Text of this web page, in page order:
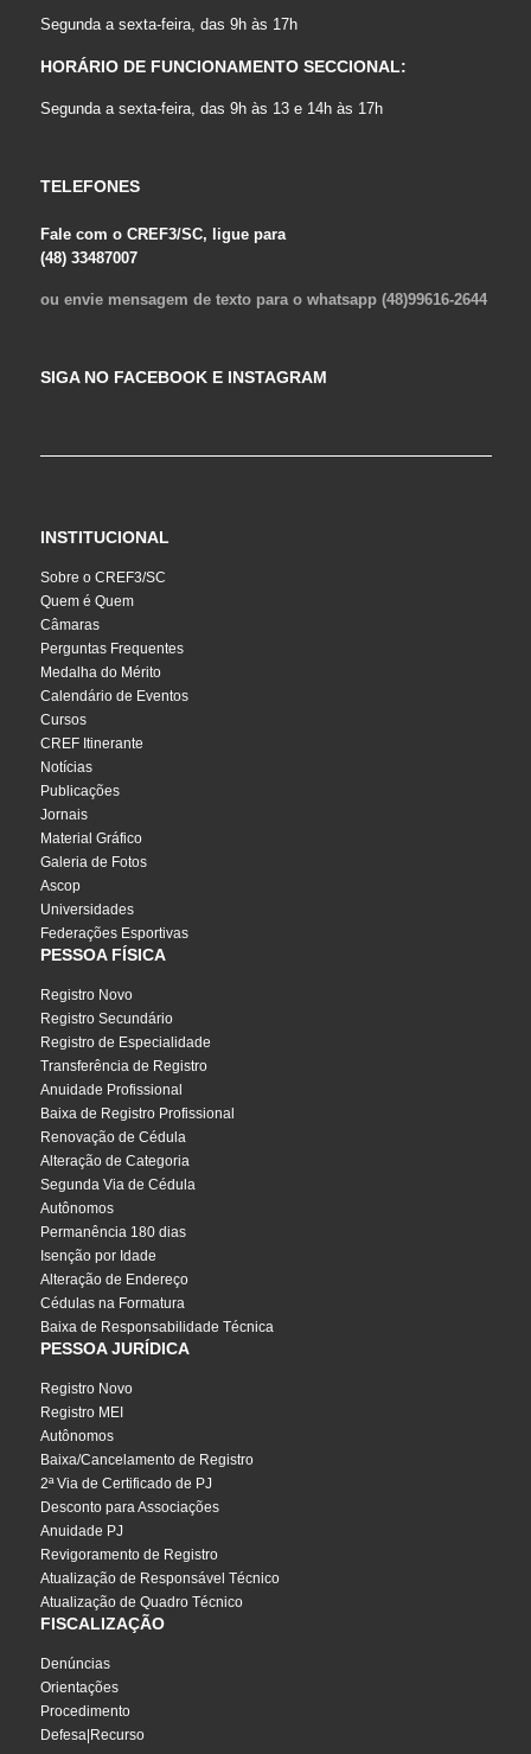
Segunda a sexta-feira, das 9h às 17h
HORÁRIO DE FUNCIONAMENTO SECCIONAL:
Segunda a sexta-feira, das 9h às 13 e 14h às 17h
TELEFONES
Fale com o CREF3/SC, ligue para
(48) 33487007
ou envie mensagem de texto para o whatsapp (48)99616-2644
SIGA NO FACEBOOK E INSTAGRAM
INSTITUCIONAL
Sobre o CREF3/SC
Quem é Quem
Câmaras
Perguntas Frequentes
Medalha do Mérito
Calendário de Eventos
Cursos
CREF Itinerante
Notícias
Publicações
Jornais
Material Gráfico
Galeria de Fotos
Ascop
Universidades
Federações Esportivas
PESSOA FÍSICA
Registro Novo
Registro Secundário
Registro de Especialidade
Transferência de Registro
Anuidade Profissional
Baixa de Registro Profissional
Renovação de Cédula
Alteração de Categoria
Segunda Via de Cédula
Autônomos
Permanência 180 dias
Isenção por Idade
Alteração de Endereço
Cédulas na Formatura
Baixa de Responsabilidade Técnica
PESSOA JURÍDICA
Registro Novo
Registro MEI
Autônomos
Baixa/Cancelamento de Registro
2ª Via de Certificado de PJ
Desconto para Associações
Anuidade PJ
Revigoramento de Registro
Atualização de Responsável Técnico
Atualização de Quadro Técnico
FISCALIZAÇÃO
Denúncias
Orientações
Procedimento
Defesa|Recurso